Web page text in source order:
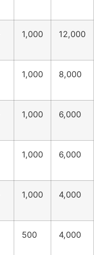
1,000 12,000
1,000 8,000
1,000 6,000
1,000 6,000
1,000 4,000
500 4,000